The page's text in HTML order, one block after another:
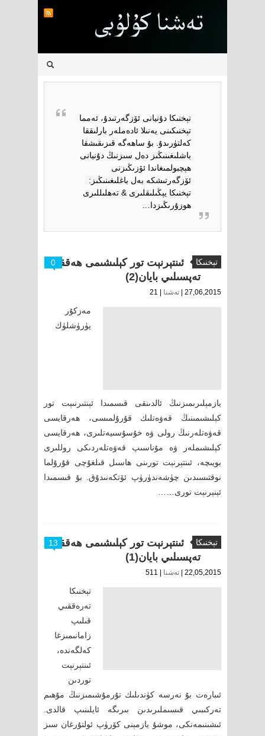
تېخنىكا دۇنيانى ئۆزگەرتىدۇ، ئەمما
تېخنىكىنى يەنىلا ئادەملەر بارلىققا
كەلتۈرىدۇ. بۇ ساھەگە قىزىقىشقا
باشلىغىنىڭىز دەل سىزنىڭ دۇنيانى
ھېچبولمىغاندا ئۆزىڭىزنى
ئۆزگەرتىشكە بەل باغلىغىنىڭىز:
تېخنىكا يېڭىلىقلىرى & تەھلىللىرى
ھوزۇرىڭىزدا…
تېخنىكا
ئىنتېرنېت تور كېلىشىمى ھەققىدە
تەپسىلىي بايان(2)
0
27,06,2015 | تەشنا
مەزكۇر
يۈرۈشلۈك
يازمېلىرىمىزنىڭ ئالدىنقى قىسمىدا ئېنتىرنىېت تور
كېلىشىمىنىڭ قەۋەتلىك قۇرۇلمىسى، ھەرقايسى
قەۋەتلەرنىڭ رولى ۋە خۇسۇسىيەتلىرى، ھەرقايسى
كېلىشىملەر ۋە مۇناسىپ قەۋەتلەردىكى روللىرى
بويىچە، ئىنتېرنېت تورىنى ھاسىل قىلغۇچى قۇرۇلما
نوقتىسىدىن چۈشەندۈرۈپ ئۆتكەنىدۇق. بۇ قىسمىدا
ئېنېرنېت تورى……
تېخنىكا
ئىنتېرنېت تور كېلىشىمى ھەققىدە
تەپسىلىي بايان(1)
13
22,05,2015 | تەشنا
تېخنىكا
تەرەققىي
قىلىپ
زامانىمىزغا
كەلگەندە،
ئىنتېرنېت
توردىن
ئىبارەت بۇ نەرسە كۈندىلىك تۇرمۇشىمىزنىڭ مۇھىم
تەركىبىي قىسىملىرىدىن بىرىگە ئايلىنىپ قالدى.
ئىشىنىمەنكى، موشۇ يازمېنى كۆرۈپ ئولتۇرغان سىز